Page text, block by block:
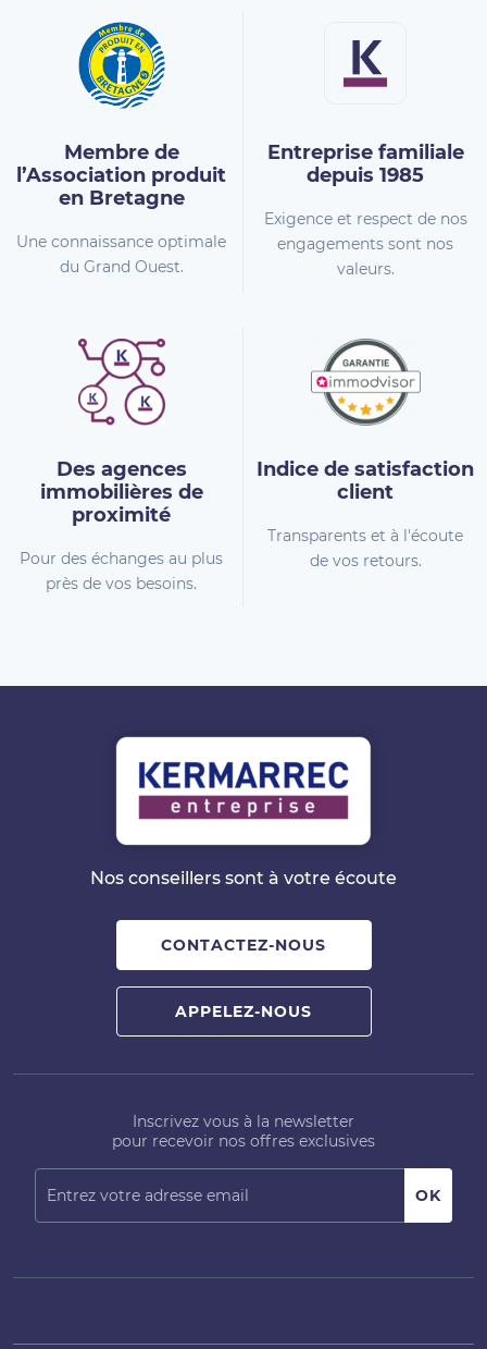
Membre de
l’Association produit
en Bretagne
Une connaissance optimale
du Grand Ouest.
Entreprise familiale
depuis 1985
Exigence et respect de nos
engagements sont nos
valeurs.
Des agences
immobilières de
proximité
Pour des échanges au plus
près de vos besoins.
Indice de satisfaction
client
Transparents et à l'écoute
de vos retours.
Nos conseillers sont à votre écoute
CONTACTEZ-NOUS
APPELEZ-NOUS
Inscrivez vous à la newsletter
pour recevoir nos offres exclusives